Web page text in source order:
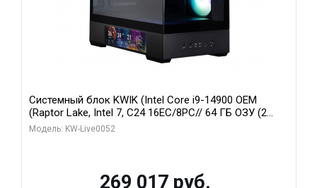
Системный блок KWIK (Intel Core i9-14900 OEM
(Raptor Lake, Intel 7, C24 16EC/8PC// 64 ГБ ОЗУ (2
модуля)/ Palit RTX5080 GAMINGPRO OC 16GB GDDR7
Модель: KW-Live0052
269 017 руб.